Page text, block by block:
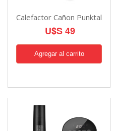
Calefactor Cañon Punktal
U$S 49